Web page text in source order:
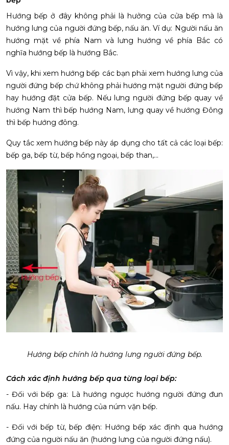
Hướng bếp ở đây không phải là hưởng của cửa bếp mà là
hướng lưng của người đứng bếp, nấu ăn. Ví dụ: Người nấu ăn
hướng mặt về phía Nam và lưng hướng về phía Bắc có
nghĩa hướng bếp là hướng Bắc.
Vì vậy, khi xem hướng bếp các bạn phải xem hướng lưng của
người đứng bếp chứ không phải hướng mặt người đứng bếp
hay hướng đặt cửa bếp. Nếu lưng người đứng bếp quay về
hướng Nam thì bếp hướng Nam, lưng quay về hướng Đông
thì bếp hướng đông.
Quy tắc xem hướng bếp này áp dụng cho tất cả các loại bếp:
bếp ga, bếp từ, bếp hồng ngoại, bếp than,...
Hướng bếp chính là hướng lưng người đứng bếp.
Cách xác định hướng bếp qua từng loại bếp:
- Đối với bếp ga: Là hướng ngược hướng người đứng đun
nấu. Hay chính là hướng của núm vặn bếp.
- Đối với bếp từ, bếp điện: Hướng bếp xác định qua hướng
đứng của người nấu ăn (hướng lưng của người đứng nấu).